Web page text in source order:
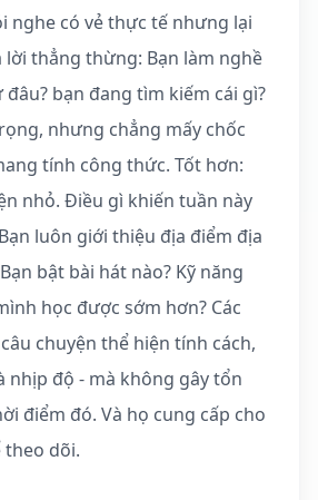
nghe có vẻ thực tế nhưng lại
lời thẳng thừng: Bạn làm nghề
đâu? bạn đang tìm kiếm cái gì?
nhưng chẳng mấy chốc
tính công thức. Tốt hơn:
nhỏ. Điều gì khiến tuần này
luôn giới thiệu địa điểm địa
bật bài hát nào? Kỹ năng
học được sớm hơn? Các
chuyện thể hiện tính cách,
nhịp độ - mà không gây tổn
điểm đó. Và họ cung cấp cho
theo dõi.